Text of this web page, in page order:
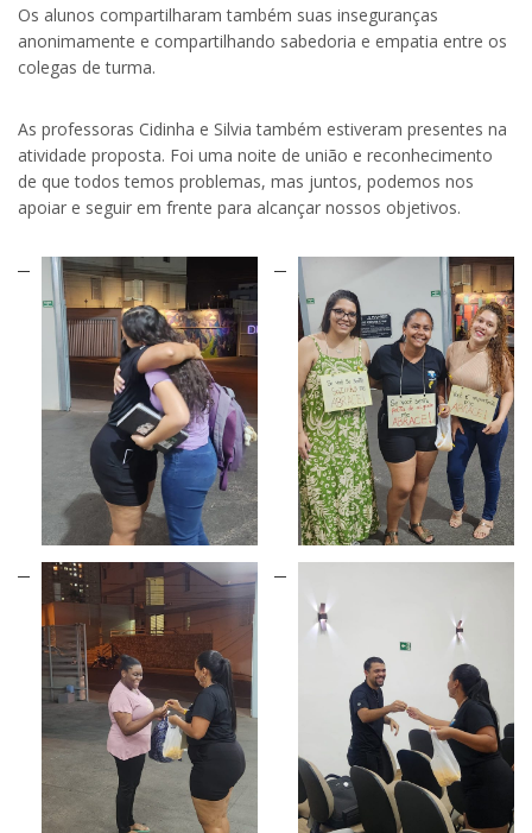
Os alunos compartilharam também suas inseguranças
anonimamente e compartilhando sabedoria e empatia entre os
colegas de turma.
As professoras Cidinha e Silvia também estiveram presentes na
atividade proposta. Foi uma noite de união e reconhecimento
de que todos temos problemas, mas juntos, podemos nos
apoiar e seguir em frente para alcançar nossos objetivos.